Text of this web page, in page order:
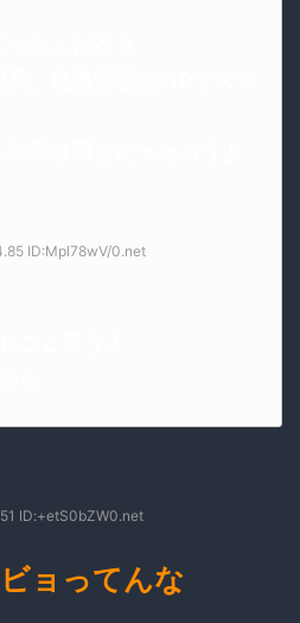
ID:Mpl78wV/0.net
ID:+etS0bZW0.net
ョってんな